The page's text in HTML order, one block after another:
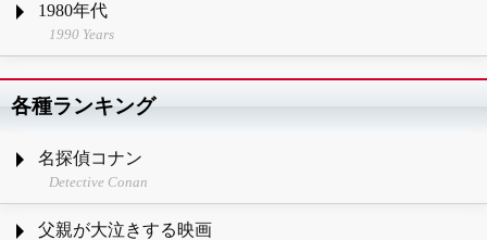
1980年代
1990 Years
各種ランキング
名探偵コナン
Detective Conan
父親が大泣きする映画